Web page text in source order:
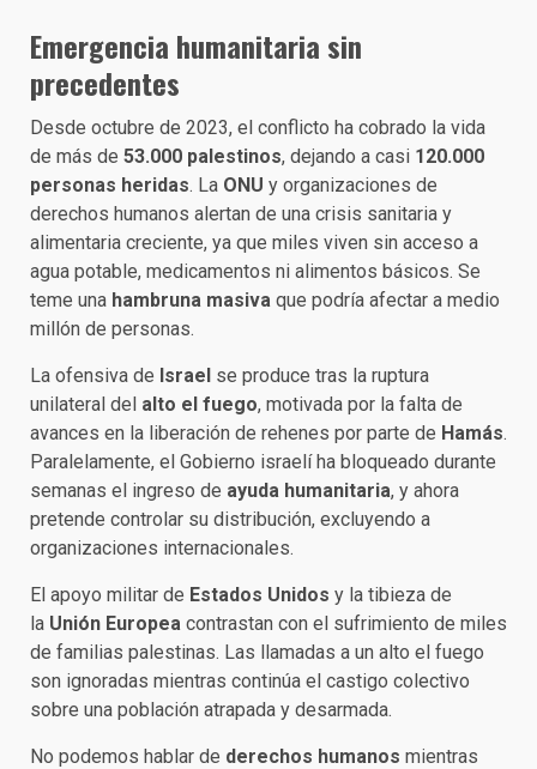
Emergencia humanitaria sin
precedentes
Desde octubre de 2023, el conflicto ha cobrado la vida
de más de 53.000 palestinos, dejando a casi 120.000
personas heridas. La ONU y organizaciones de
derechos humanos alertan de una crisis sanitaria y
alimentaria creciente, ya que miles viven sin acceso a
agua potable, medicamentos ni alimentos básicos. Se
teme una hambruna masiva que podría afectar a medio
millón de personas.
La ofensiva de Israel se produce tras la ruptura
unilateral del alto el fuego, motivada por la falta de
avances en la liberación de rehenes por parte de Hamás.
Paralelamente, el Gobierno israelí ha bloqueado durante
semanas el ingreso de ayuda humanitaria, y ahora
pretende controlar su distribución, excluyendo a
organizaciones internacionales.
El apoyo militar de Estados Unidos y la tibieza de
la Unión Europea contrastan con el sufrimiento de miles
de familias palestinas. Las llamadas a un alto el fuego
son ignoradas mientras continúa el castigo colectivo
sobre una población atrapada y desarmada.
No podemos hablar de derechos humanos mientras